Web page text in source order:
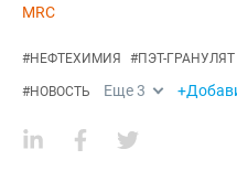
MRC
#НЕФТЕХИМИЯ #ПЭТ-ГРАНУЛЯТ
#НОВОСТЬ Еще3